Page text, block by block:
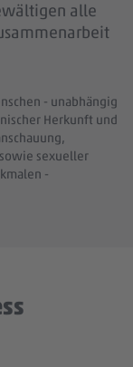
alle
- unabhängig
Herkunft und
sexueller
-